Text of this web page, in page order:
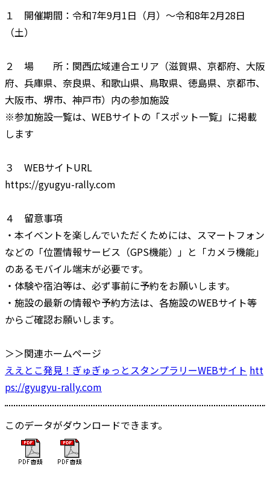
１ 開催期間：令和7年9月1日（月）～令和8年2月28日
（土）
２ 場 所：関西広域連合エリア（滋賀県、京都府、大阪
府、兵庫県、奈良県、和歌山県、鳥取県、徳島県、京都市、
大阪市、堺市、神戸市）内の参加施設
※参加施設一覧は、WEBサイトの「スポット一覧」に掲載
します
３ WEBサイトURL
https://gyugyu-rally.com
４ 留意事項
・本イベントを楽しんでいただくためには、スマートフォン
などの「位置情報サービス（GPS機能）」と「カメラ機能」
のあるモバイル端末が必要です。
・体験や宿泊等は、必ず事前に予約をお願いします。
・施設の最新の情報や予約方法は、各施設のWEBサイト等
からご確認お願いします。
＞＞関連ホームページ
ええとこ発見！ぎゅぎゅっとスタンプラリーWEBサイト htt
ps://gyugyu-rally.com
このデータがダウンロードできます。